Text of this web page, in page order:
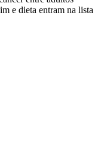
e dieta entram na lista